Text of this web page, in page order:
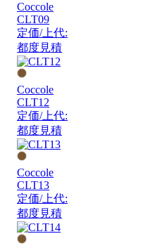
Coccole
CLT09
定価/上代:
都度見積
Coccole
CLT12
定価/上代:
都度見積
Coccole
CLT13
定価/上代:
都度見積